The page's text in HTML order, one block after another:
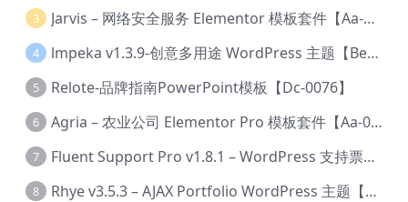
3 Jarvis – 网络安全服务 Elementor 模板套件【Aa-0035】
4 lmpeka v1.3.9-创意多用途 WordPress 主题【Be-0064】
5 Relote-品牌指南PowerPoint模板【Dc-0076】
6 Agria – 农业公司 Elementor Pro 模板套件【Aa-0003】
7 Fluent Support Pro v1.8.1 – WordPress 支持票务系统【Cc-0041】
8 Rhye v3.5.3 – AJAX Portfolio WordPress 主题【Bi-0049】